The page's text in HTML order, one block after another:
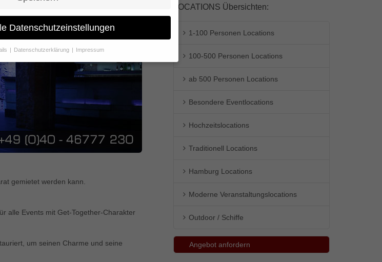
gemietet werden kann.
alle Events mit Get-Together-Charakter
um seinen Charme und seine
LOCATIONS Übersichten:
1-100 Personen Locations
100-500 Personen Locations
ab 500 Personen Locations
Besondere Eventlocations
Hochzeitslocations
Traditionell Locations
Hamburg Locations
Moderne Veranstaltungslocations
Outdoor / Schiffe
Angebot anfordern
Datenschutzeinstellungen
Datenschutzerklärung Impressum
und Ihre Zustimmung zu freiwilligen Diensten
Erziehungsberechtigten um Erlaubnis bitten.
Technologien auf unserer Website. Einige
andere uns helfen, diese Website und Ihre
Anzeigen und Inhalte oder Anzeigen-
Informationen über die Verwendung Ihrer Daten
.
Cookies auswählen.
grundlegende Funktionen und sind für die einwandfreie